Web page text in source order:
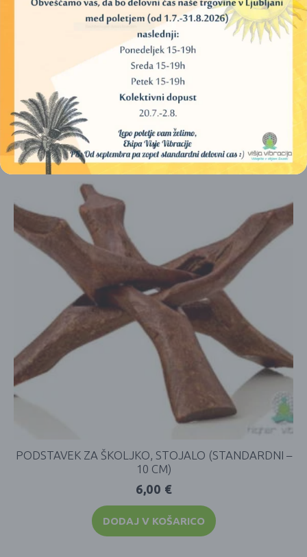
AGUA DE KANANGA – DIŠEČA VODA
19,00 €
DODAJ V KOŠARICO
PODSTAVEK ZA ŠKOLJKO, STOJALO (STANDARDNI –
10 CM)
6,00 €
DODAJ V KOŠARICO